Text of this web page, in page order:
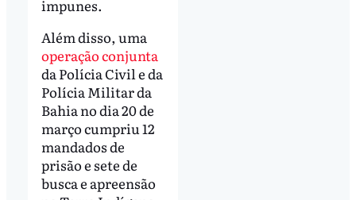
impunes.
Além disso, uma
operação conjunta
da Polícia Civil e da
Polícia Militar da
Bahia no dia 20 de
março cumpriu 12
mandados de
prisão e sete de
busca e apreensão